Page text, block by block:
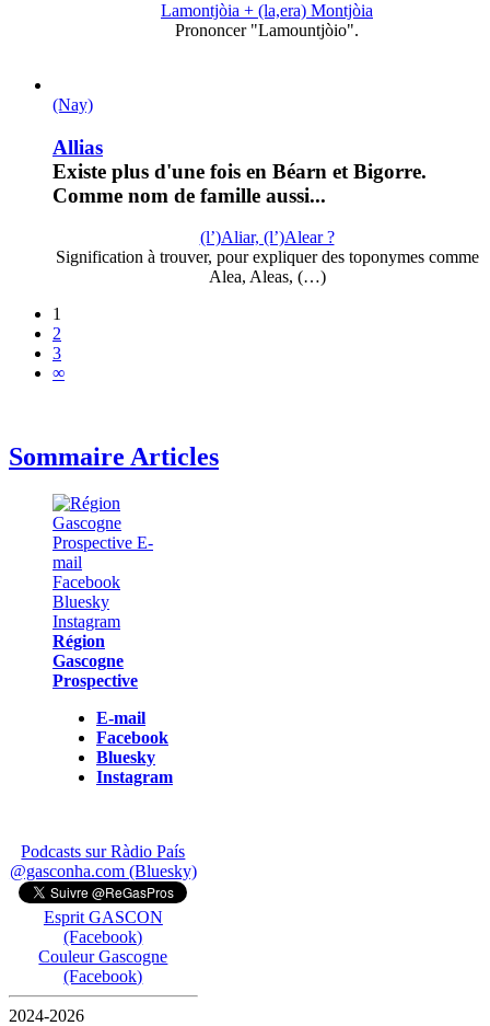
Lamontjòia + (la,era) Montjòia
Prononcer "Lamountjòio".
(Nay)
Allias
Existe plus d'une fois en Béarn et Bigorre.
Comme nom de famille aussi...
(l’)Aliar, (l’)Alear ?
Signification à trouver, pour expliquer des toponymes comme
Alea, Aleas, (…)
1
2
3
∞
Sommaire Articles
Région
Gascogne
Prospective
E-mail
Facebook
Bluesky
Instagram
Podcasts sur Ràdio País
@gasconha.com (Bluesky)
Esprit GASCON
(Facebook)
Couleur Gascogne
(Facebook)
2024-2026